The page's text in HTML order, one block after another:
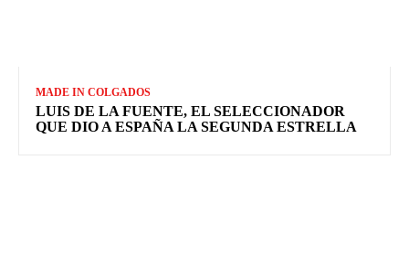
MADE IN COLGADOS
LUIS DE LA FUENTE, EL SELECCIONADOR
QUE DIO A ESPAÑA LA SEGUNDA ESTRELLA